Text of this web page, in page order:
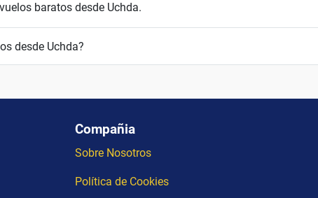
baratos desde Uchda.
desde Uchda?
Compañia
Sobre Nosotros
Política de Cookies